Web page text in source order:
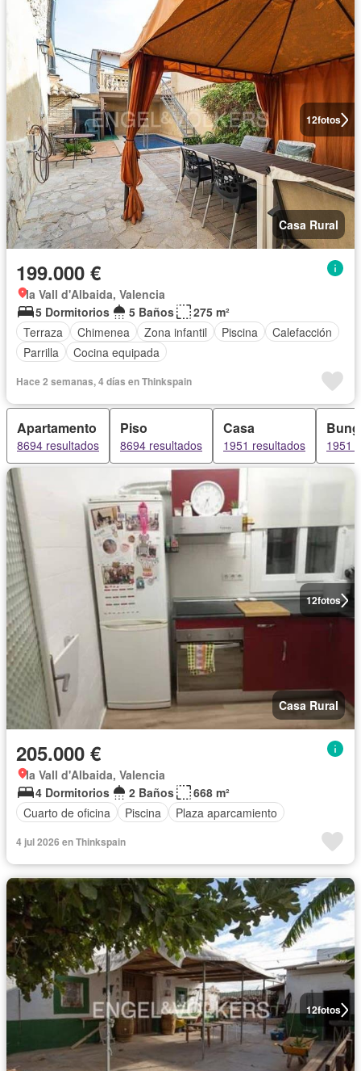
12fotos
Casa Rural
199.000 €
la Vall d'Albaida, Valencia
5 Dormitorios
5 Baños
275 m²
Terraza
Chimenea Zona infantil Piscina
Calefacción
Parrilla
Cocina equipada
Hace 2 semanas, 4 días en Thinkspain
Apartamento
8694 resultados
Piso
8694 resultados
Casa
1951 resultados 1951
12fotos
Casa Rural
205.000 €
la Vall d'Albaida, Valencia
4 Dormitorios
2 Baños
668 m²
Cuarto de oficina
Piscina Plaza aparcamiento
4 jul 2026 en Thinkspain
12fotos